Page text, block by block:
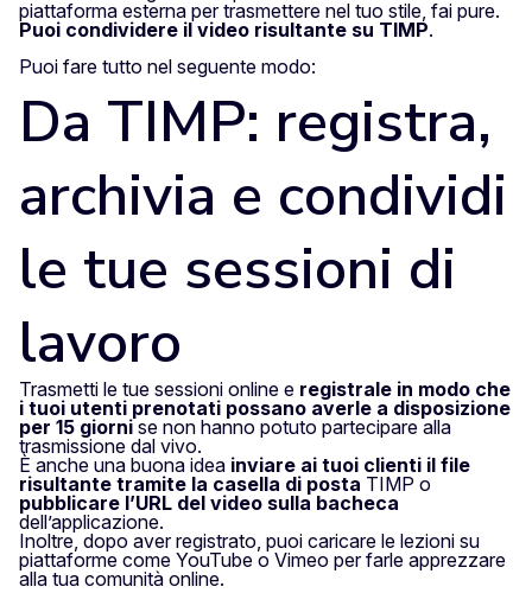
piattaforma esterna per trasmettere nel tuo stile, fai pure.
Puoi condividere il video risultante su TIMP.
Puoi fare tutto nel seguente modo:
Da TIMP: registra,
archivia e condividi
le tue sessioni di
lavoro
Trasmetti le tue sessioni online e registrale in modo che
i tuoi utenti prenotati possano averle a disposizione
per 15 giornise non hanno potuto partecipare alla
trasmissione dal vivo.
È anche una buona idea inviare ai tuoi clienti il file
risultante tramite la casella di posta TIMP o
pubblicare l’URL del video sulla bacheca
dell’applicazione.
Inoltre, dopo aver registrato, puoi caricare le lezioni su
piattaforme come YouTube o Vimeo per farle apprezzare
alla tua comunità online.